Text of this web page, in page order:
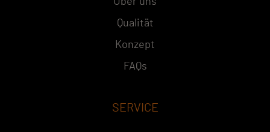
Qualität
Konzept
FAQs
SERVICE